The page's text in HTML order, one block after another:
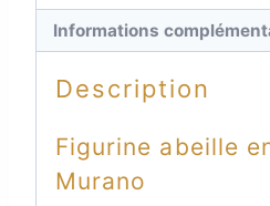
Informations
Description
Figurine abeille
Murano